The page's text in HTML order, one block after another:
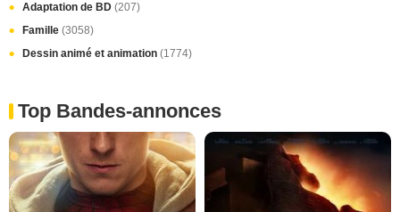
Adaptation de BD (207)
Famille (3058)
Dessin animé et animation (1774)
Top Bandes-annonces